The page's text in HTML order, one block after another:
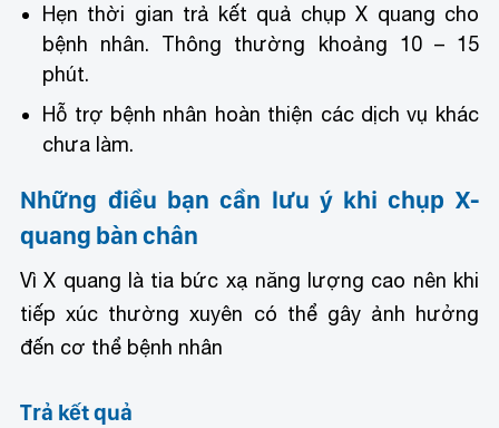
Hẹn thời gian trả kết quả chụp X quang cho
bệnh nhân. Thông thường khoảng 10 – 15
phút.
Hỗ trợ bệnh nhân hoàn thiện các dịch vụ khác
chưa làm.
Những điều bạn cần lưu ý khi chụp X-
quang bàn chân
Vì X quang là tia bức xạ năng lượng cao nên khi
tiếp xúc thường xuyên có thể gây ảnh hưởng
đến cơ thể bệnh nhân
Trả kết quả